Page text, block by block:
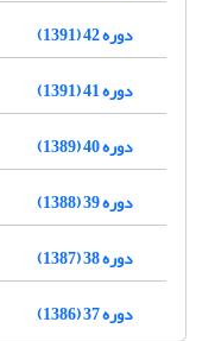
دوره 42 (1391)
دوره 41 (1391)
دوره 40 (1389)
دوره 39 (1388)
دوره 38 (1387)
دوره 37 (1386)